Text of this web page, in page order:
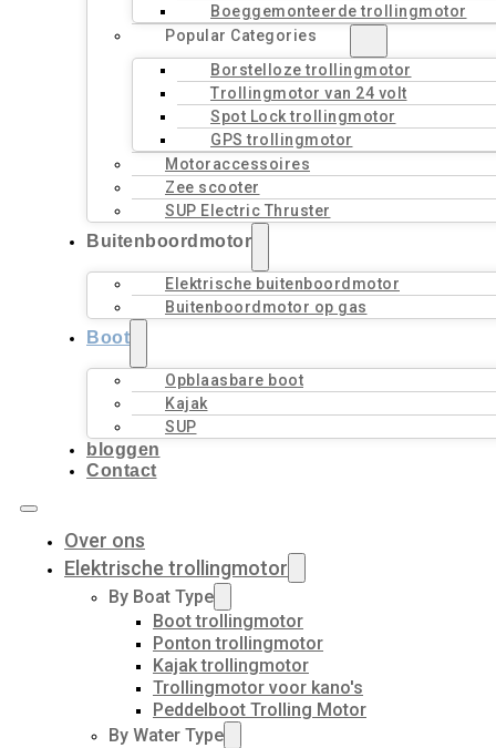
Boeggemonteerde trollingmotor
Popular Categories
Borstelloze trollingmotor
Trollingmotor van 24 volt
Spot Lock trollingmotor
GPS trollingmotor
Motoraccessoires
Zee scooter
SUP Electric Thruster
Buitenboordmotor
Elektrische buitenboordmotor
Buitenboordmotor op gas
Boot
Opblaasbare boot
Kajak
SUP
bloggen
Contact
Over ons
Elektrische trollingmotor
By Boat Type
Boot trollingmotor
Ponton trollingmotor
Kajak trollingmotor
Trollingmotor voor kano's
Peddelboot Trolling Motor
By Water Type